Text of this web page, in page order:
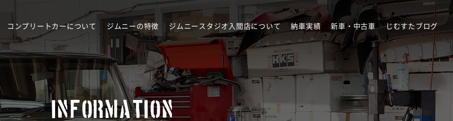
コンプリートカーについて ジムニーの特徴 ジムニースタジオ入間店について 納車実績 新車・中古車 じむすたブログ
INFORMATION